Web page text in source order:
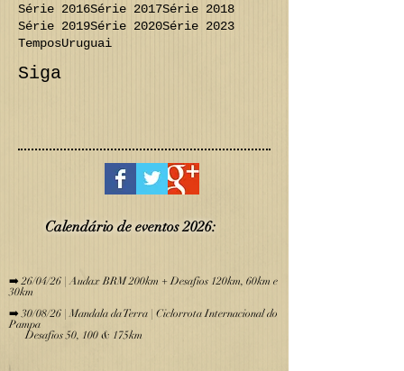
Série 2016Série 2017Série 2018
Série 2019Série 2020Série 2023
TemposUruguai
Siga
Calendário de eventos 2026:
➡️ 26/04/26 | Audax BRM 200km + Desafios 120km, 60km e
30km
➡️ 30/08/26 | Mandala da Terra | Ciclorrota Internacional do
Pampa
Desafios 50, 100 & 175km